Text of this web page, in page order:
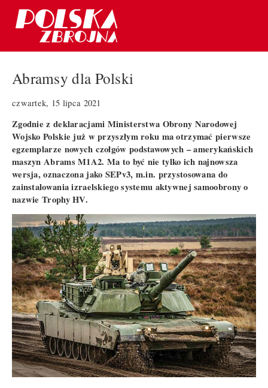
Abramsy dla Polski
czwartek, 15 lipca 2021
Zgodnie z deklaracjami Ministerstwa Obrony Narodowej
Wojsko Polskie już w przyszłym roku ma otrzymać pierwsze
egzemplarze nowych czołgów podstawowych – amerykańskich
maszyn Abrams M1A2. Ma to być nie tylko ich najnowsza
wersja, oznaczona jako SEPv3, m.in. przystosowana do
zainstalowania izraelskiego systemu aktywnej samoobrony o
nazwie Trophy HV.